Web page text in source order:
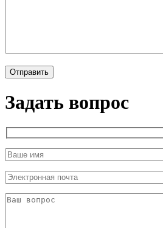
Задать вопрос